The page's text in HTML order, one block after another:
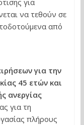
για
να τεθούν σε
από
για την
45 ετών και
ανεργίας
για τη
πλήρους